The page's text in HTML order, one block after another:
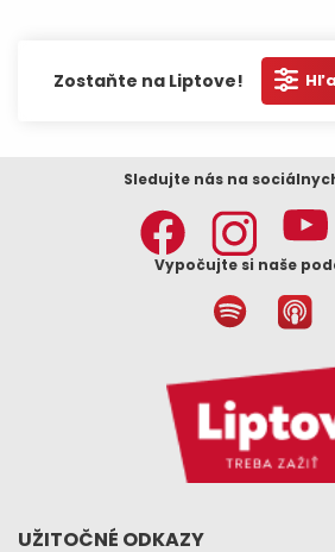
Zostaňte na Liptove!
Sledujte nás na
Vypočujte si naše
UŽITOČNÉ ODKAZY